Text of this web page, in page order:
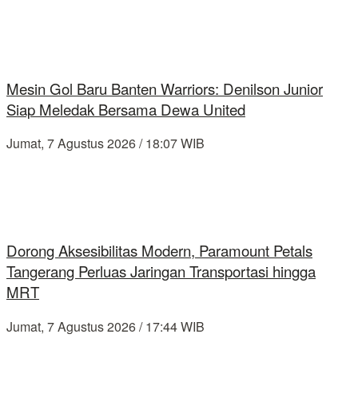
Mesin Gol Baru Banten Warriors: Denilson Junior
Siap Meledak Bersama Dewa United
Jumat, 7 Agustus 2026 / 18:07 WIB
Dorong Aksesibilitas Modern, Paramount Petals
Tangerang Perluas Jaringan Transportasi hingga
MRT
Jumat, 7 Agustus 2026 / 17:44 WIB